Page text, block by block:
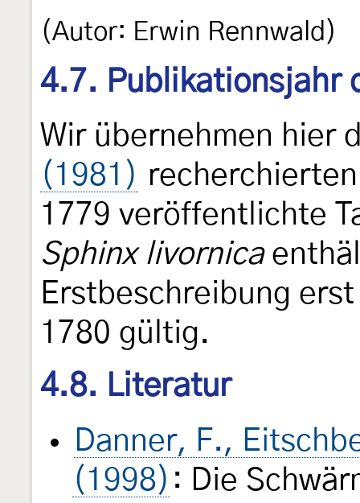
(Autor: Erwin Rennwald)
4.7. Publikationsjahr
Wir übernehmen hier
(1981)
1779 veröffentlichte
Sphinx livornica
Erstbeschreibung
1780 gültig.
4.8. Literatur
Danner, F.,
(1998) : Die